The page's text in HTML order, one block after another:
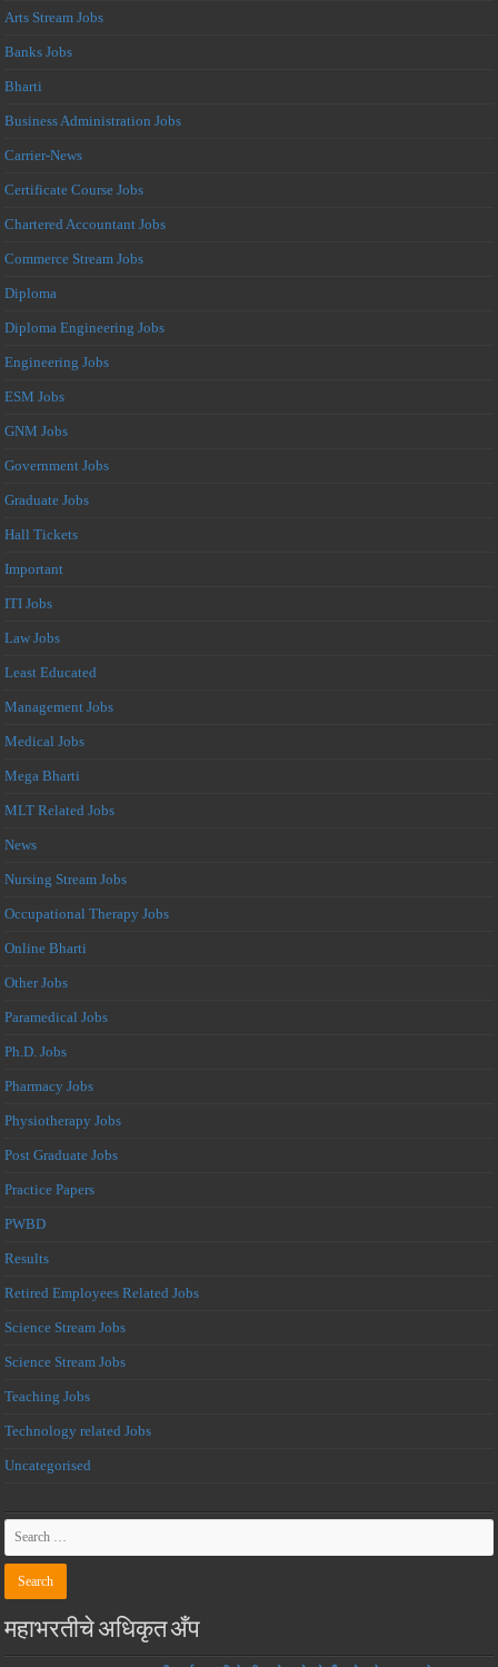
Arts Stream Jobs
Banks Jobs
Bharti
Business Administration Jobs
Carrier-News
Certificate Course Jobs
Chartered Accountant Jobs
Commerce Stream Jobs
Diploma
Diploma Engineering Jobs
Engineering Jobs
ESM Jobs
GNM Jobs
Government Jobs
Graduate Jobs
Hall Tickets
Important
ITI Jobs
Law Jobs
Least Educated
Management Jobs
Medical Jobs
Mega Bharti
MLT Related Jobs
News
Nursing Stream Jobs
Occupational Therapy Jobs
Online Bharti
Other Jobs
Paramedical Jobs
Ph.D. Jobs
Pharmacy Jobs
Physiotherapy Jobs
Post Graduate Jobs
Practice Papers
PWBD
Results
Retired Employees Related Jobs
Science Stream Jobs
Science Stream Jobs
Teaching Jobs
Technology related Jobs
Uncategorised
महाभरतीचे अधिकृत अँप